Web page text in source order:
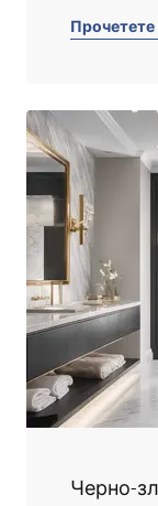
естествени
създадете
този
Черно-